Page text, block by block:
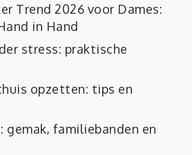
Trend 2026 voor Dames:
in Hand
stress: praktische
opzetten: tips en
familiebanden en